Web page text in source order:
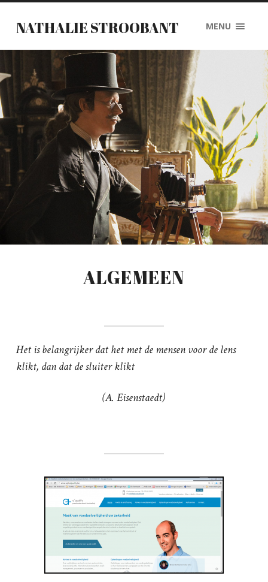
NATHALIE STROOBANT MENU
ALGEMEEN
Het is belangrijker dat het met de mensen voor de lens
klikt, dan dat de sluiter klikt
(A. Eisenstaedt)